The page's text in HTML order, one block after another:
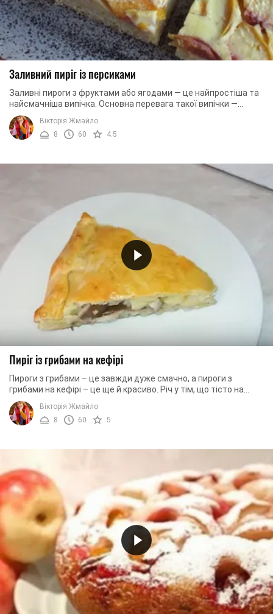
Заливний пиріг із персиками
Заливні пироги з фруктами або ягодами — це найпростіша та
найсмачніша випічка. Основна перевага такої випічки —
простота виконання. Як правило, саме ...
Вікторія Жмайло
8
60 4.5
Пиріг із грибами на кефірі
Пироги з грибами – це завжди дуже смачно, а пироги з
грибами на кефірі – це ще й красиво. Річ у тім, що тісто на
кефірі зазвичай виходить настільки ...
Вікторія Жмайло
8
60 5